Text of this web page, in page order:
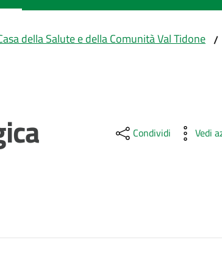
della Salute e della Comunità Val Tidone /
Condividi Vedi